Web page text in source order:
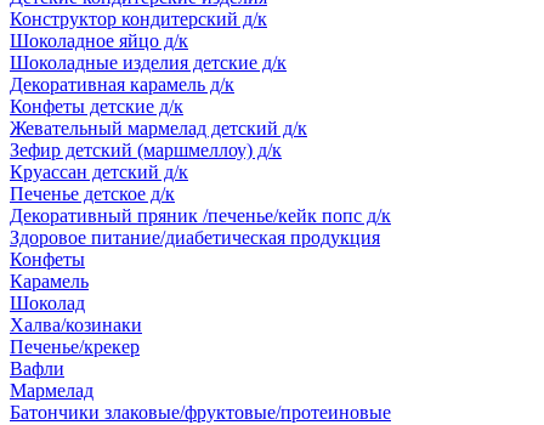
Конструктор кондитерский д/к
Шоколадное яйцо д/к
Шоколадные изделия детские д/к
Декоративная карамель д/к
Конфеты детские д/к
Жевательный мармелад детский д/к
Зефир детский (маршмеллоу) д/к
Круассан детский д/к
Печенье детское д/к
Декоративный пряник /печенье/кейк попс д/к
Здоровое питание/диабетическая продукция
Конфеты
Карамель
Шоколад
Халва/козинаки
Печенье/крекер
Вафли
Мармелад
Батончики злаковые/фруктовые/протеиновые